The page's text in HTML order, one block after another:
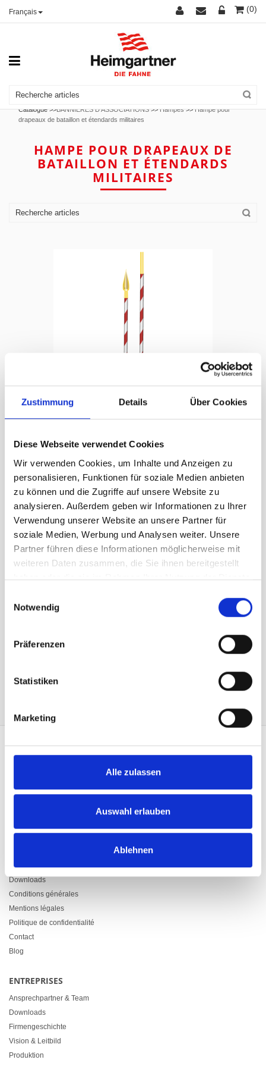
Zustimmung Details Über Cookies
Diese Webseite verwendet Cookies
Wir verwenden Cookies, um Inhalte und Anzeigen zu
personalisieren, Funktionen für soziale Medien anbieten
zu können und die Zugriffe auf unsere Website zu
analysieren. Außerdem geben wir Informationen zu Ihrer
Verwendung unserer Website an unsere Partner für
soziale Medien, Werbung und Analysen weiter. Unsere
Partner führen diese Informationen möglicherweise mit
weiteren Daten zusammen, die Sie ihnen bereitgestellt
haben oder die sie im Rahmen Ihrer Nutzung der Dienste
Notwendig
Präferenzen
Statistiken
Marketing
Alle zulassen
Auswahl erlauben
Ablehnen
Français (0)
Catalogue >>BANNIÈRES D'ASSOCIATIONS >>Hampes >>Hampe pour
drapeaux de bataillon et étendards militaires
HAMPE POUR DRAPEAUX DE
BATAILLON ET ÉTENDARDS
MILITAIRES
longueur totale: 270 cm, Ø 30 mm
1'720.00
CONTACT
Zürcherstrasse 37
info@heimgartner.com
Downloads
Conditions générales
Mentions légales
Politique de confidentialité
Contact
Blog
ENTREPRISES
Ansprechpartner & Team
Downloads
Firmengeschichte
Vision & Leitbild
Produktion